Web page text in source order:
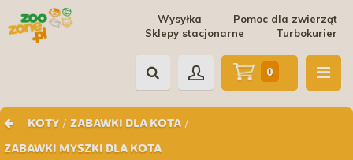
Pomoc dla zwierząt
Wysyłka
Turbokurier
Sklepy stacjonarne
KOTY / ZABAWKI DLA KOTA /
ZABAWKI MYSZKI DLA KOTA
0